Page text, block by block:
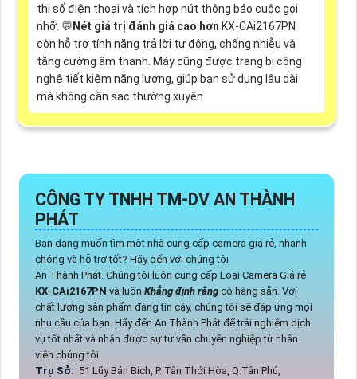
thị số điện thoại và tích hợp nút thông báo cuộc gọi
nhỡ. 💬 Nét giá trị đánh giá cao hơn KX-CAi2167PN
còn hỗ trợ tính năng trả lời tự động, chống nhiễu và
tăng cường âm thanh. Máy cũng được trang bị công
nghệ tiết kiệm năng lượng, giúp bạn sử dụng lâu dài
mà không cần sạc thường xuyên
CÔNG TY TNHH TM-DV AN THÀNH
PHÁT
Bạn đang muốn tìm một nhà cung cấp camera giá rẻ, nhanh
chóng và hỗ trợ tốt? Hãy đến với chúng tôi
An Thành Phát. Chúng tôi luôn cung cấp Loại Camera Giá rẻ
KX-CAi2167PN và luôn Khẳng định rằngcó hàng sẵn. Với
chất lượng sản phẩm đáng tin cậy, chúng tôi sẽ đáp ứng mọi
nhu cầu của bạn. Hãy đến An Thành Phát để trải nghiệm dịch
vụ tốt nhất và nhận được sự tư vấn chuyên nghiệp từ nhân
viên chúng tôi.
Trụ Sở: 51 Lũy Bán Bích, P. Tân Thới Hòa, Q.Tân Phú,